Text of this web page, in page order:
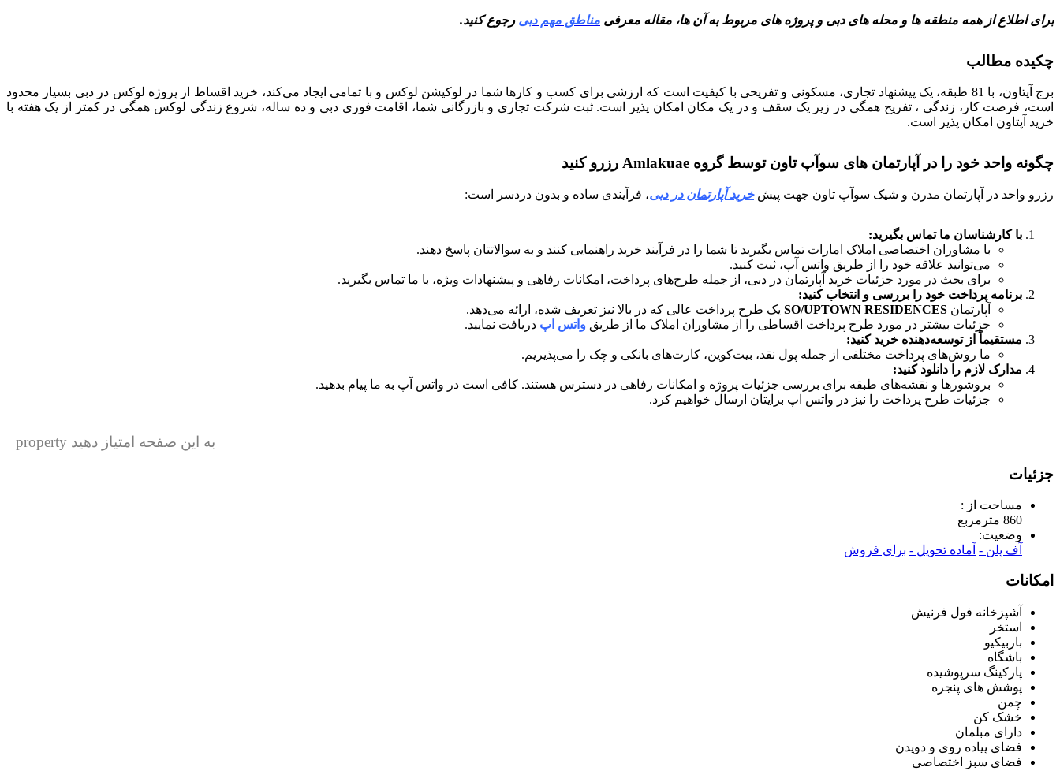
برای اطلاع از همه منطقه ها و محله های دبی و پروژه های مربوط به آن ها، مقاله معرفی مناطق مهم دبی رجوع کنید.
چکیده مطالب
برج آپتاون، با 81 طبقه، یک پیشنهاد تجاری، مسکونی و تفریحی با کیفیت است که ارزشی برای کسب و کارها شما در لوکیشن لوکس و با تمامی ایجاد می‌کند، خرید اقساط از پروژه لوکس در دبی بسیار محدود
است، فرصت کار، زندگی ، تفریح همگی در زیر یک سقف و در یک مکان امکان پذیر است. ثبت شرکت تجاری و بازرگانی شما، اقامت فوری دبی و ده ساله، شروع زندگی لوکس همگی در کمتر از یک هفته با
خرید آپتاون امکان پذیر است.
چگونه واحد خود را در آپارتمان های سوآپ تاون توسط گروه Amlakuae رزرو کنید
رزرو واحد در آپارتمان مدرن و شیک سوآپ تاون جهت پیشخرید آپارتمان در دبی، فرآیندی ساده و بدون دردسر است:
با کارشناسان ما تماس بگیرید:
با مشاوران اختصاصی املاک امارات تماس بگیرید تا شما را در فرآیند خرید راهنمایی کنند و به سوالاتتان پاسخ دهند.
می‌توانید علاقه خود را از طریق واتس آپ، ثبت کنید.
برای بحث در مورد جزئیات خرید آپارتمان در دبی، از جمله طرح‌های پرداخت، امکانات رفاهی و پیشنهادات ویژه، با ما تماس بگیرید.
برنامه پرداخت خود را بررسی و انتخاب کنید:
آپارتمان SO/UPTOWN RESIDENCES یک طرح پرداخت عالی که در بالا نیز تعریف شده، ارائه می‌دهد.
جزئیات بیشتر در مورد طرح پرداخت اقساطی را از مشاوران املاک ما از طریق واتس اپ دریافت نمایید.
مستقیماً از توسعه‌دهنده خرید کنید:
ما روش‌های پرداخت مختلفی از جمله پول نقد، بیت‌کوین، کارت‌های بانکی و چک را می‌پذیریم.
مدارک لازم را دانلود کنید:
بروشورها و نقشه‌های طبقه برای بررسی جزئیات پروژه و امکانات رفاهی در دسترس هستند. کافی است در واتس آپ به ما پیام بدهید.
جزئیات طرح پرداخت را نیز در واتس اپ برایتان ارسال خواهیم کرد.
به این صفحه امتیاز دهید property
جزئیات
مساحت از :
860 مترمربع
وضعیت:
آف پلن - آماده تحویل - برای فروش
امکانات
آشپزخانه فول فرنیش
استخر
باربیکیو
باشگاه
پارکینگ سرپوشیده
پوشش های پنجره
چمن
خشک کن
دارای مبلمان
فضای پیاده روی و دویدن
فضای سبز اختصاصی